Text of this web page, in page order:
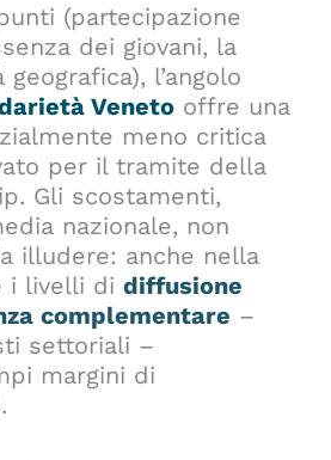
(partecipazione
dei giovani, la
l’angolo
Veneto offre una
meno critica
per il tramite della
Gli scostamenti,
nazionale, non
illudere: anche nella
i livelli didiffusione
complementare –
settoriali –
margini di